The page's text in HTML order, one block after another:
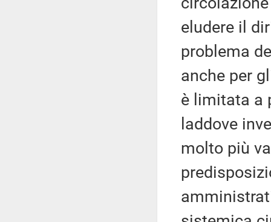
eludere il
problema
anche per
è limitata a
laddove
molto più